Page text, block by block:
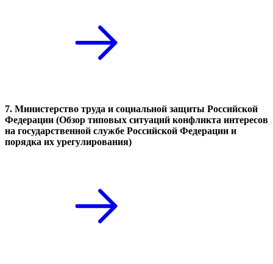
7. Министерство труда и социальной защиты Российской
Федерации (Обзор типовых ситуаций конфликта интересов
на государственной службе Российской Федерации и
порядка их урегулирования)